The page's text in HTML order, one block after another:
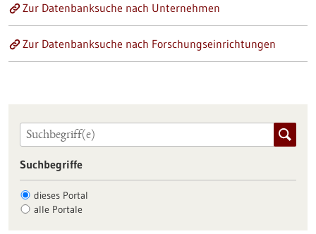
Zur Datenbanksuche nach Unternehmen
Zur Datenbanksuche nach Forschungseinrichtungen
Suchbegriffe
dieses Portal
alle Portale